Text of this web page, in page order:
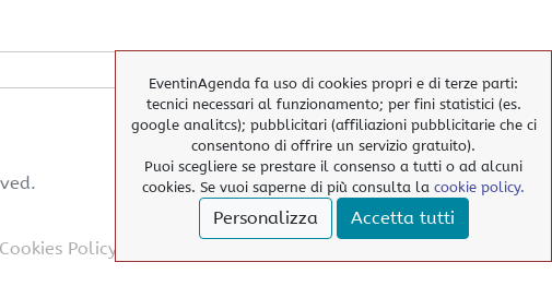
EventinAgenda fa uso di cookies propri e di terze parti:
tecnici necessari al funzionamento; per fini statistici (es.
google analitcs); pubblicitari (affiliazioni pubblicitarie che ci
consentono di offrire un servizio gratuito).
Puoi scegliere se prestare il consenso a tutti o ad alcuni
cookies. Se vuoi saperne di più consulta la cookie policy.
Personalizza
Accetta tutti
Policy